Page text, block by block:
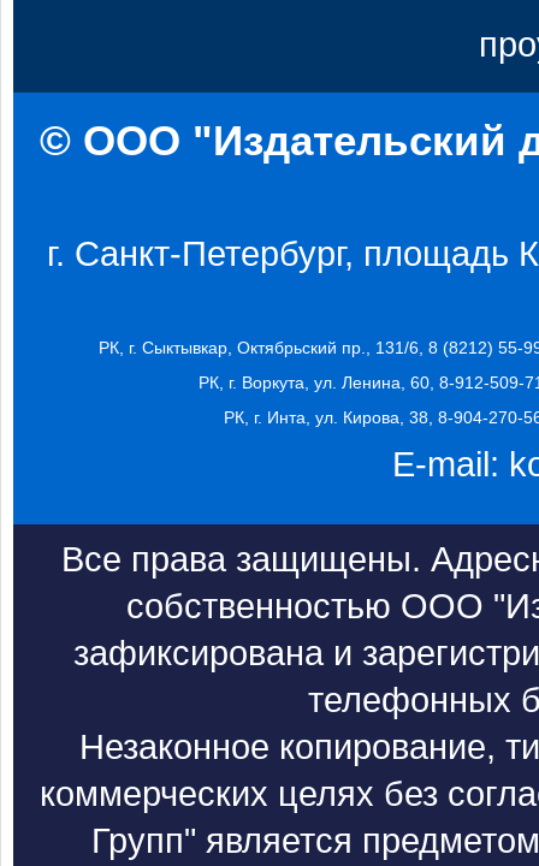
© ООО "Издательский
г. Санкт-Петербург, площадь
РК, г. Сыктывкар, Октябрьский пр., 131/6, 8 (8212) 55-
РК, г. Воркута, ул. Ленина, 60, 8-912-509-
РК, г. Инта, ул. Кирова, 38, 8-904-270-
E-mail:
Все права защищены.
собственностью ООО
зафиксирована и
телефонных
Незаконное копирование,
коммерческих целях без
Групп" является